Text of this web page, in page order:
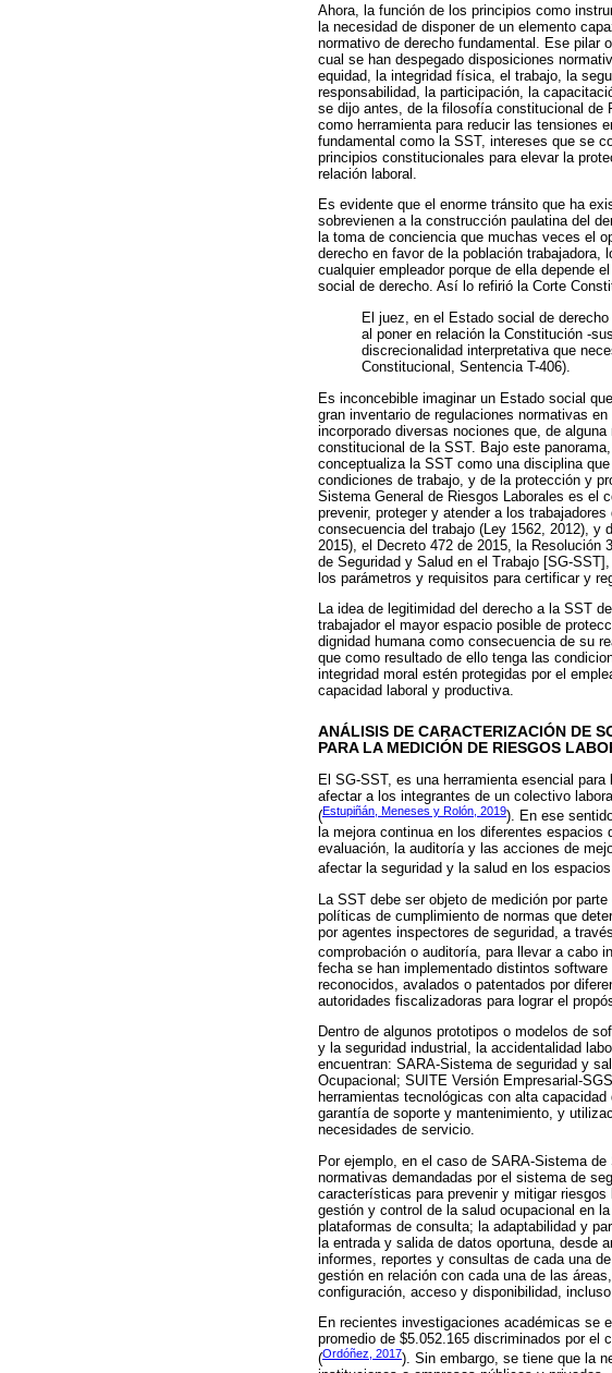
Ahora, la función de los principios como
la necesidad de disponer de un elemento
normativo de derecho fundamental. Ese pilar
cual se han despegado disposiciones
equidad, la integridad física, el trabajo, la
responsabilidad, la participación, la
se dijo antes, de la filosofía constitucional de
como herramienta para reducir las tensiones
fundamental como la SST, intereses que se
principios constitucionales para elevar la
relación laboral.
Es evidente que el enorme tránsito que ha
sobrevienen a la construcción paulatina del
la toma de conciencia que muchas veces el
derecho en favor de la población
cualquier empleador porque de ella depende
social de derecho. Así lo refirió la Corte
El juez, en el Estado social de
al poner en relación la Constitución -
discrecionalidad interpretativa que
Constitucional, Sentencia T-406).
Es inconcebible imaginar un Estado social
gran inventario de regulaciones normativas
incorporado diversas nociones que, de
constitucional de la SST. Bajo este
conceptualiza la SST como una disciplina
condiciones de trabajo, y de la protección y
Sistema General de Riesgos Laborales es el
prevenir, proteger y atender a los
consecuencia del trabajo (Ley 1562, 2012), y
2015), el Decreto 472 de 2015, la
de Seguridad y Salud en el Trabajo [SG-
los parámetros y requisitos para certificar y
La idea de legitimidad del derecho a la SST
trabajador el mayor espacio posible de
dignidad humana como consecuencia de su
que como resultado de ello tenga las
integridad moral estén protegidas por el
capacidad laboral y productiva.
ANÁLISIS DE CARACTERIZACIÓN DE
PARA LA MEDICIÓN DE RIESGOS
El SG-SST, es una herramienta esencial
afectar a los integrantes de un colectivo
(Estupiñán, Meneses y Rolón, 2019). En ese
la mejora continua en los diferentes
evaluación, la auditoría y las acciones de
afectar la seguridad y la salud en los
La SST debe ser objeto de medición por
políticas de cumplimiento de normas que
por agentes inspectores de seguridad, a
comprobación o auditoría, para llevar a cabo
fecha se han implementado distintos
reconocidos, avalados o patentados por
autoridades fiscalizadoras para lograr el
Dentro de algunos prototipos o modelos de
y la seguridad industrial, la accidentalidad
encuentran: SARA-Sistema de seguridad y
Ocupacional; SUITE Versión Empresarial-
herramientas tecnológicas con alta
garantía de soporte y mantenimiento, y
necesidades de servicio.
Por ejemplo, en el caso de SARA-Sistema
normativas demandadas por el sistema de
características para prevenir y mitigar
gestión y control de la salud ocupacional en
plataformas de consulta; la adaptabilidad y
la entrada y salida de datos oportuna, desde
informes, reportes y consultas de cada una
gestión en relación con cada una de las
configuración, acceso y disponibilidad,
En recientes investigaciones académicas se
promedio de $5.052.165 discriminados por
(Ordóñez, 2017). Sin embargo, se tiene que la